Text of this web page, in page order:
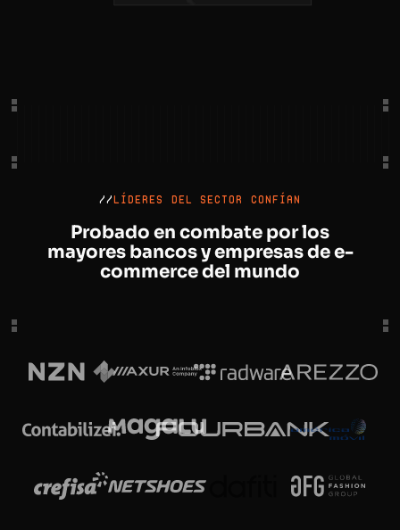
//LÍDERES DEL SECTOR CONFÍAN
Probado en combate por los
mayores bancosy empresas de e-
commerce del mundo